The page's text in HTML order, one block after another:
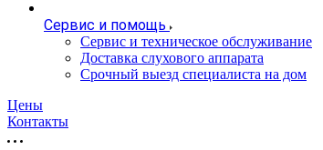
Сервис и помощь
Сервис и техническое обслуживание
Доставка слухового аппарата
Срочный выезд специалиста на дом
Цены
Контакты